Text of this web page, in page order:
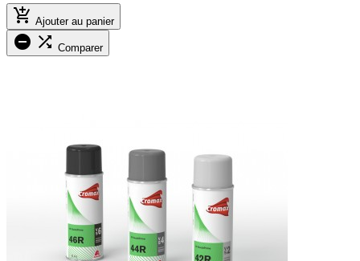
 Ajouter au panier
  Comparer